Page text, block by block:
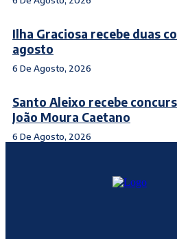
Ilha Graciosa recebe duas
agosto
6 De Agosto, 2026
Santo Aleixo recebe
João Moura Caetano
6 De Agosto, 2026